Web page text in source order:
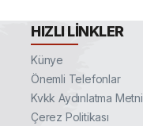
HIZLI LINKLER
Künye
Önemli Telefonlar
Kvkk Aydınlatma Metni
Çerez Politikası